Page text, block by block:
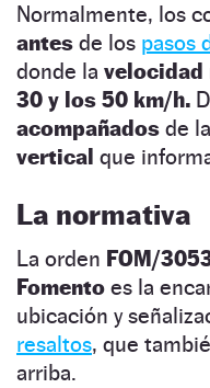
Normalmente, los
antes de los pasos
donde la velocidad
30 y los 50 km/h.
acompañados de
vertical que
La normativa
La orden FOM/
Fomento es la
ubicación y
resaltos, que
arriba.